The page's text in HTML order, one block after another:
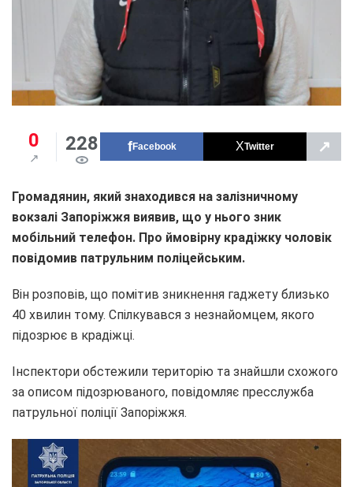
0 228 Facebook Twitter ↗
Громадянин, який знаходився на залізничному
вокзалі Запоріжжя виявив, що у нього зник
мобільний телефон. Про ймовірну крадіжку чоловік
повідомив патрульним поліцейським.
Він розповів, що помітив зникнення гаджету близько
40 хвилин тому. Спілкувався з незнайомцем, якого
підозрює в крадіжці.
Інспектори обстежили територію та знайшли схожого
за описом підозрюваного, повідомляє пресслужба
патрульної поліції Запоріжжя.